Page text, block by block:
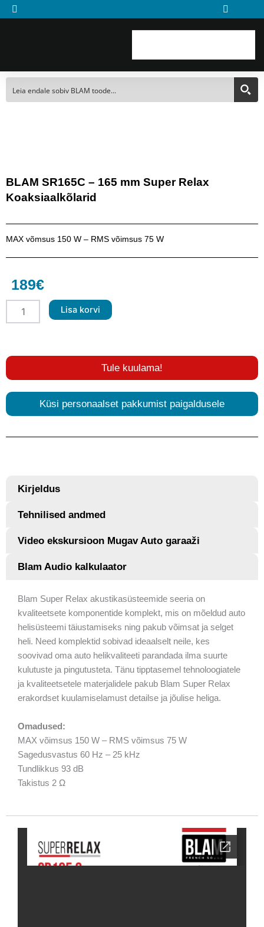
Skip
to
BLAM SR165C – 165 mm Super Relax
Koaksiaalkõlarid
MAX võmsus 150 W – RMS võimsus 75 W
189€
SR165C
Super
Relax
kogus
Lisa korvi
Tule kuulama!
Küsi personaalset pakkumist paigaldusele
Kirjeldus
Tehnilised andmed
Video ekskursioon Mugav Auto garaaži
Blam Audio kalkulaator
Blam Super Relax akustikasüsteemide seeria on
kvaliteetsete komponentide komplekt, mis on mõeldud auto
helisüsteemi täiustamiseks ning pakub võimsat ja selget
heli. Need komplektid sobivad ideaalselt neile, kes
soovivad oma auto helikvaliteeti parandada ilma suurte
kulutuste ja pingutusteta. Tänu tipptasemel tehnoloogiatele
ja kvaliteetsetele materjalidele pakub Blam Super Relax
erakordset kuulamiselamust detailse ja jõulise heliga.
Omadused:
MAX võimsus 150 W – RMS võimsus 75 W
Sagedusvastus 60 Hz – 25 kHz
Tundlikkus 93 dB
Takistus 2 Ω